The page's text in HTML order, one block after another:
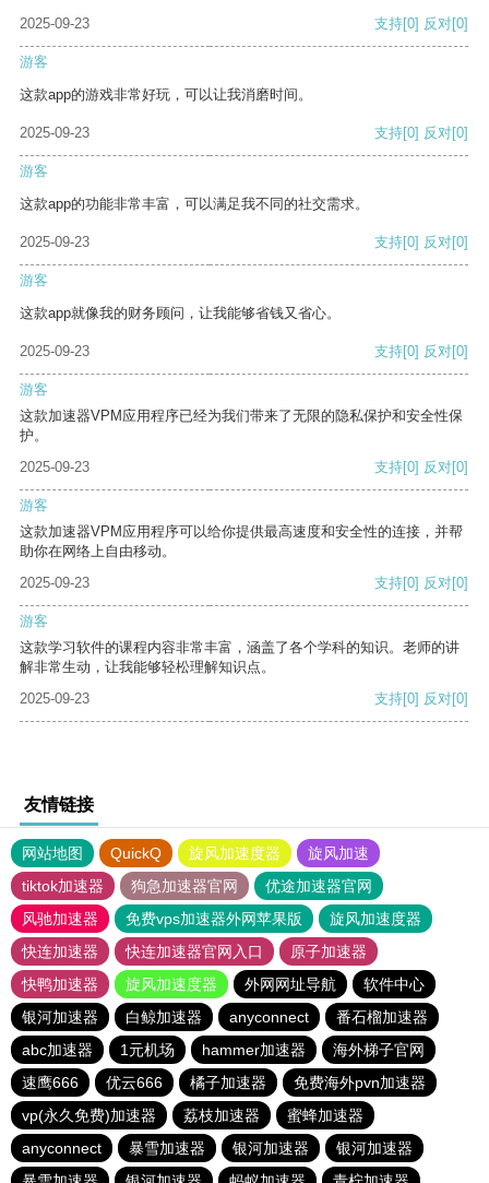
2025-09-23
支持[0] 反对[0]
游客
这款app的游戏非常好玩，可以让我消磨时间。
2025-09-23 支持[0] 反对[0]
游客
这款app的功能非常丰富，可以满足我不同的社交需求。
2025-09-23 支持[0] 反对[0]
游客
这款app就像我的财务顾问，让我能够省钱又省心。
2025-09-23 支持[0] 反对[0]
游客
这款加速器VPM应用程序已经为我们带来了无限的隐私保护和安全性保
护。
2025-09-23
支持[0] 反对[0]
游客
这款加速器VPM应用程序可以给你提供最高速度和安全性的连接，并帮
助你在网络上自由移动。
2025-09-23
支持[0] 反对[0]
游客
这款学习软件的课程内容非常丰富，涵盖了各个学科的知识。老师的讲
解非常生动，让我能够轻松理解知识点。
2025-09-23
支持[0] 反对[0]
友情链接
网站地图 QuickQ 旋风加速度器
旋风加速
tiktok加速器
狗急加速器官网
优途加速器官网
风驰加速器
免费vps加速器外网苹果版
旋风加速度器
快连加速器
快连加速器官网入口
原子加速器
快鸭加速器
旋风加速度器 外网网址导航
软件中心
银河加速器
白鲸加速器 anyconnect
番石榴加速器
abc加速器
1元机场 hammer加速器
海外梯子官网
速鹰666
优云666 橘子加速器
免费海外pvn加速器
vp(永久免费)加速器
荔枝加速器
蜜蜂加速器
anyconnect
暴雪加速器 银河加速器
银河加速器